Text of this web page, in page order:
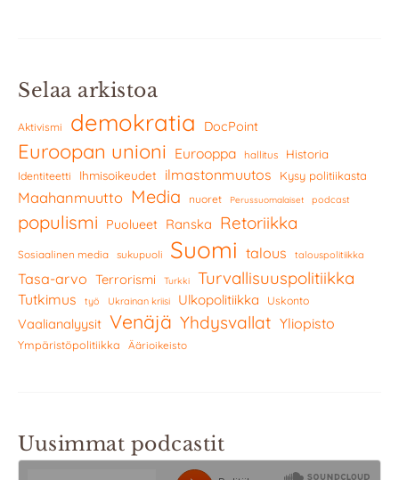
Selaa arkistoa
Aktivismi demokratia DocPoint
Euroopan unioni Eurooppa hallitus Historia
Identiteetti Ihmisoikeudet ilmastonmuutos Kysy politiikasta
Maahanmuutto Media nuoret Perussuomalaiset podcast
populismi Puolueet Ranska Retoriikka
Sosiaalinen media sukupuoli Suomi talous talouspolitiikka
Tasa-arvo Terrorismi Turkki Turvallisuuspolitiikka
Tutkimus työ Ukrainan kriisi Ulkopolitiikka Uskonto
Vaalianalyysit Venäjä Yhdysvallat Yliopisto
Ympäristöpolitiikka Äärioikeisto
Uusimmat podcastit